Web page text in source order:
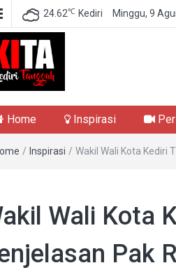
24.62℃ Kediri Minggu, 9
Tangguh
Home Inspirasi
/ Inspirasi / Wakil Wali Kota Kediri
Wali Kota
Pak